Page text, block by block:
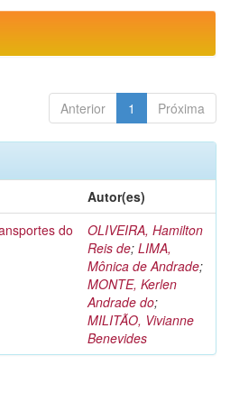
Anterior 1 Próxima
Autor(es)
do
OLIVEIRA, Hamilton
Reis de; LIMA,
Mônica de Andrade;
MONTE, Kerlen
Andrade do;
MILITÃO, Vivianne
Benevides